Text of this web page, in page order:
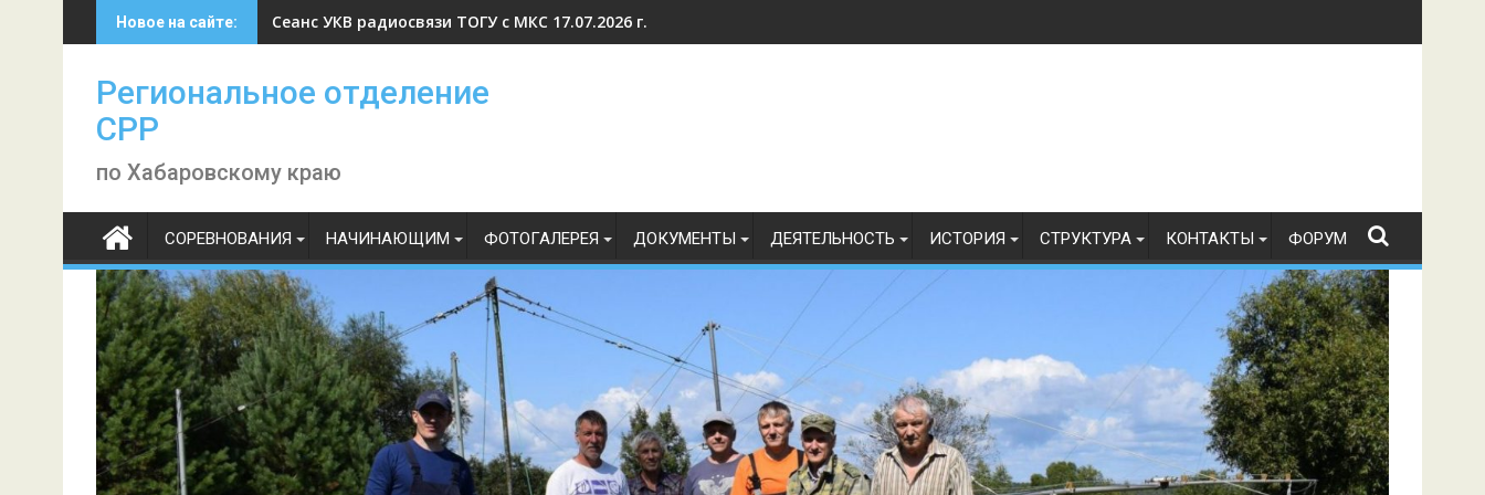
to
Новое на сайте: Сеанс УКВ радиосвязи ТОГУ с МКС 17.07.2026 г.
Региональное отделение
СРР
по Хабаровскому краю
СОРЕВНОВАНИЯ НАЧИНАЮЩИМ ФОТОГАЛЕРЕЯ ДОКУМЕНТЫ ДЕЯТЕЛЬНОСТЬ ИСТОРИЯ СТРУКТУРА КОНТАКТЫ ФОРУМ